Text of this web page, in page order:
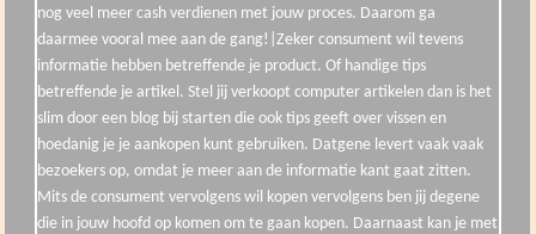
nog veel meer cash verdienen met jouw proces. Daarom ga
daarmee vooral mee aan de gang!|Zeker consument wil tevens
informatie hebben betreffende je product. Of handige tips
betreffende je artikel. Stel jij verkoopt computer artikelen dan is het
slim door een blog bij starten die ook tips geeft over vissen en
hoedanig je je aankopen kunt gebruiken. Datgene levert vaak vaak
bezoekers op, omdat je meer aan de informatie kant gaat zitten.
Mits de consument vervolgens wil kopen vervolgens ben jij degene
die in jouw hoofd op komen om te gaan kopen. Daarnaast kan je met